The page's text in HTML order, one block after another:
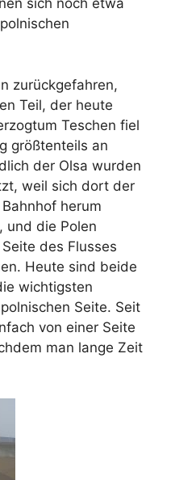
sich noch etwa
zurückgefahren,
Teil, der heute
Teschen fiel
größtenteils an
der Olsa wurden
weil sich dort der
herum
und die Polen
des Flusses
Heute sind beide
wichtigsten
Seite. Seit
von einer Seite
man lange Zeit